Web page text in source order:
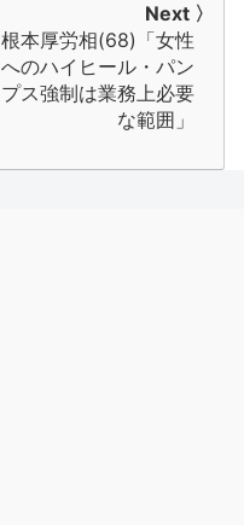
Next 〉
根本厚労相(68)「女性
へのハイヒール・パン
プス強制は業務上必要
な範囲」